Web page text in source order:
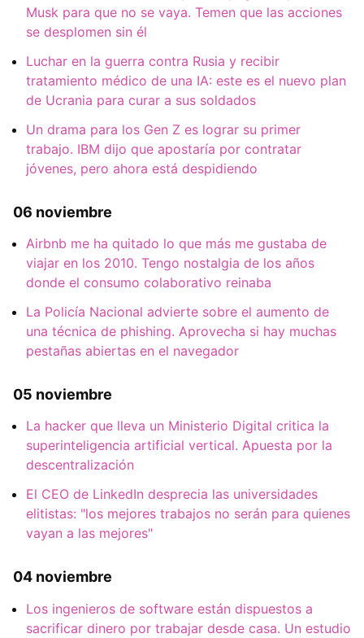
Musk para que no se vaya. Temen que las acciones
se desplomen sin él
Luchar en la guerra contra Rusia y recibir
tratamiento médico de una IA: este es el nuevo plan
de Ucrania para curar a sus soldados
Un drama para los Gen Z es lograr su primer
trabajo. IBM dijo que apostaría por contratar
jóvenes, pero ahora está despidiendo
06 noviembre
Airbnb me ha quitado lo que más me gustaba de
viajar en los 2010. Tengo nostalgia de los años
donde el consumo colaborativo reinaba
La Policía Nacional advierte sobre el aumento de
una técnica de phishing. Aprovecha si hay muchas
pestañas abiertas en el navegador
05 noviembre
La hacker que lleva un Ministerio Digital critica la
superinteligencia artificial vertical. Apuesta por la
descentralización
El CEO de LinkedIn desprecia las universidades
elitistas: "los mejores trabajos no serán para quienes
vayan a las mejores"
04 noviembre
Los ingenieros de software están dispuestos a
sacrificar dinero por trabajar desde casa. Un estudio